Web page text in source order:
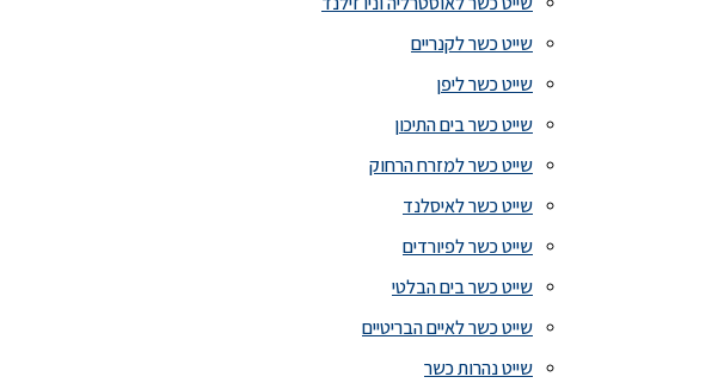
שייט כשר לקנריים
שייט כשר ליפן
שייט כשר בים התיכון
שייט כשר למזרח הרחוק
שייט כשר לאיסלנד
שייט כשר לפיורדים
שייט כשר בים הבלטי
שייט כשר לאיים הבריטיים
שייט נהרות כשר